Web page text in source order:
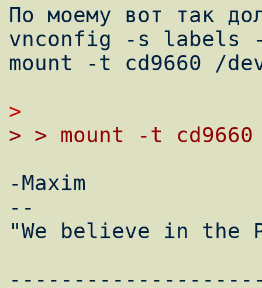
По моему вот так
vnconfig -s labels
mount -t cd9660 /
>
> > mount -t
-Maxim
--
"We believe in the